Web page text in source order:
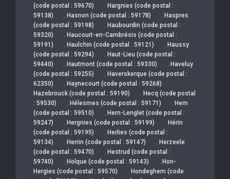
(code postal : 59670)
, Hargnies (code postal :
59138)
, Hasnon (code postal : 59178) , Haspres
(code postal : 59198)
, Haubourdin (code postal :
59320)
, Haucourt-en-Cambrésis (code postal :
59191)
, Haulchin (code postal : 59121) , Haussy
(code postal : 59294)
, Haut-Lieu (code postal :
59440)
, Hautmont (code postal : 59330) , Haveluy
(code postal : 59255)
, Haverskerque (code postal :
62350)
, Haynecourt (code postal : 59268) ,
Hazebrouck (code postal : 59190) , Hecq (code postal
: 59530)
, Hélesmes (code postal : 59171) , Hem
(code postal : 59510)
, Hem-Lenglet (code postal :
59247)
, Hergnies (code postal : 59199) , Hérin
(code postal : 59195)
, Herlies (code postal :
59134)
, Herrin (code postal : 59147) , Herzeele
(code postal : 59470)
, Hestrud (code postal :
59740)
, Holque (code postal : 59143) , Hon-
Hergies (code postal : 59570)
, Hondeghem (code